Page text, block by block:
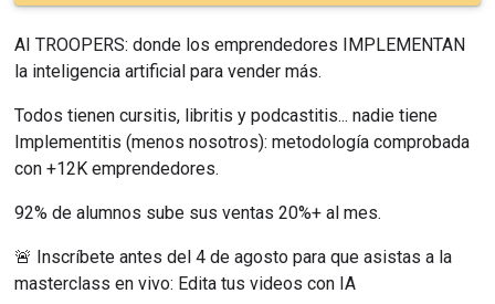
AI TROOPERS: donde los emprendedores IMPLEMENTAN
la inteligencia artificial para vender más.
Todos tienen cursitis, libritis y podcastitis... nadie tiene
Implementitis (menos nosotros): metodología comprobada
con +12K emprendedores.
92% de alumnos sube sus ventas 20%+ al mes.
🚨 Inscríbete antes del 4 de agosto para que asistas a la
masterclass en vivo: Edita tus videos con IA